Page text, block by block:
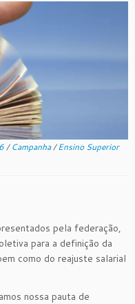
/Campanha/Ensino Superior
pela federação,
para a definição da
como do reajuste salarial
nossa pauta de